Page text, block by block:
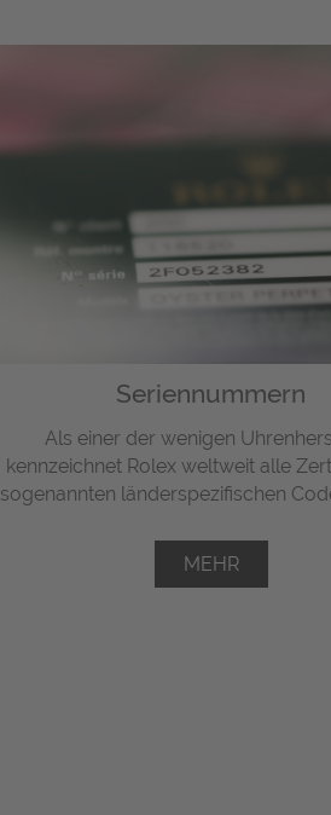
Seriennummern
Als einer der wenigen
kennzeichnet Rolex weltweit alle
sogenannten länderspezifischen
MEHR